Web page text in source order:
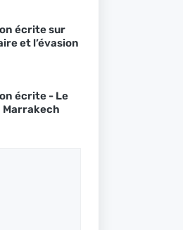
écrite sur
et l’évasion
écrite - Le
Marrakech